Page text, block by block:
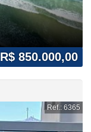
R$ 850.000,00
Ref.: 6365